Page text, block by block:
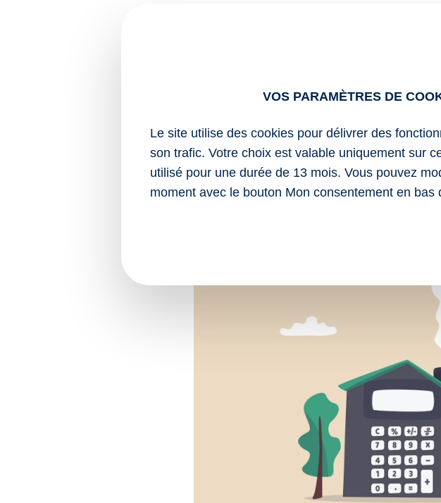
Actualité Bofip du 16 septembre 2025 :
imputable sur le revenu global pour les
1499 du 1er décembre 2022 de
avril 2023) »
VOS PARAMÈTRES DE
Le site utilise des cookies pour délivrer des
son trafic. Votre choix est valable uniquement sur
utilisé pour une durée de 13 mois. Vous pouvez
moment avec le bouton Mon consentement en bas